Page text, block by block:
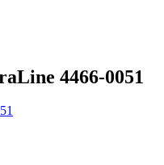
4466-0051